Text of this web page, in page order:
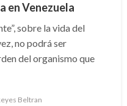
en Venezuela
sobre la vida del
no podrá ser
del organismo que
Beltran